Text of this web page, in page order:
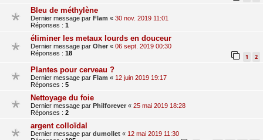
Bleu de méthylène
Dernier message par Flam « 30 nov. 2019 11:01
Réponses : 1
éliminer les metaux lourds en douceur
Dernier message par Oher « 06 sept. 2019 00:30
Réponses : 18 1 2
Plantes pour cerveau ?
Dernier message par Flam « 12 juin 2019 19:17
Réponses : 5
Nettoyage du foie
Dernier message par Philforever « 25 mai 2019 18:28
Réponses : 2
argent colloïdal
Dernier message par dumollet « 12 mai 2019 11:30